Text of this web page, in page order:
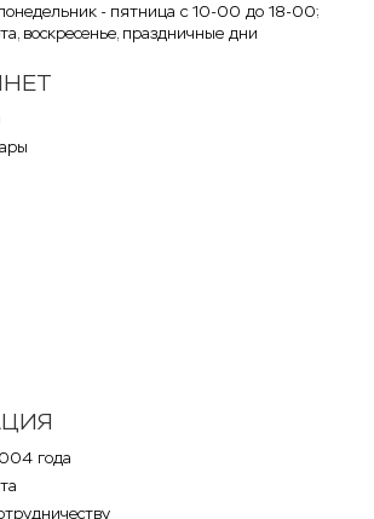
- пятница с 10-00 до 18-00;
воскресенье, праздничные дни
года